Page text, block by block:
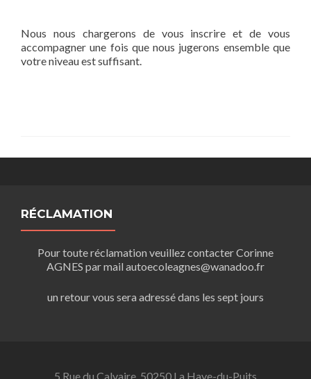
Nous nous chargerons de vous inscrire et de vous
accompagner une fois que nous jugerons ensemble que
votre niveau est suffisant.
RÉCLAMATION
Pour toute réclamation veuillez contacter Corinne
AGNES par mail autoecoleagnes@wanadoo.fr
un retour vous sera adressé dans les sept jours
5 Rue du Calvaire, 50250 La Haye-du-Puits